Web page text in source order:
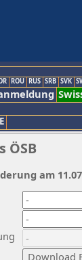
ROU RUS SRB SVK
ÖSB
am